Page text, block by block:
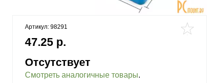
Артикул: 98291
47.25 р.
Отсутствует
Смотреть аналогичные товары.